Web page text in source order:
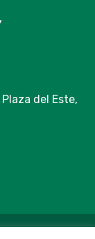
del Este,